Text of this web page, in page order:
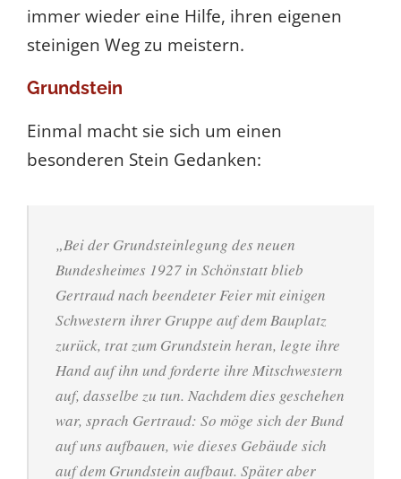
immer wieder eine Hilfe, ihren eigenen
steinigen Weg zu meistern.
Grundstein
Einmal macht sie sich um einen
besonderen Stein Gedanken:
„Bei der Grundsteinlegung des neuen
Bundesheimes 1927 in Schönstatt blieb
Gertraud nach beendeter Feier mit einigen
Schwestern ihrer Gruppe auf dem Bauplatz
zurück, trat zum Grundstein heran, legte ihre
Hand auf ihn und forderte ihre Mitschwestern
auf, dasselbe zu tun. Nachdem dies geschehen
war, sprach Gertraud: So möge sich der Bund
auf uns aufbauen, wie dieses Gebäude sich
auf dem Grundstein aufbaut. Später aber